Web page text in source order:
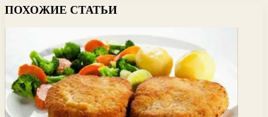
ПОХОЖИЕ СТАТЬИ